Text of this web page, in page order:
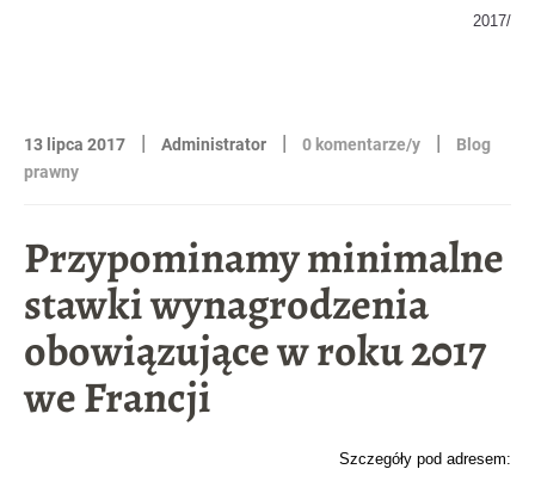
2017/
13 lipca 2017 | Administrator | 0 komentarze/y |
Blog
prawny
Przypominamy minimalne
stawki wynagrodzenia
obowiązujące w roku 2017
we Francji
Szczegóły pod adresem: